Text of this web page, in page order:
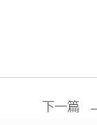
下一篇